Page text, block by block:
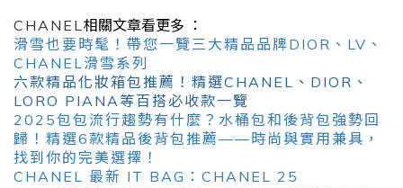
CHANEL相關文章看更多 ：
滑雪也要時髦！帶您一覽三大精品品牌DIOR、LV、
CHANEL滑雪系列
六款精品化妝箱包推薦！精選CHANEL、DIOR、
LORO PIANA等百搭必收款一覽
2025包包流行趨勢有什麼？水桶包和後背包強勢回
歸！精選6款精品後背包推薦——時尚與實用兼具，
找到你的完美選擇！
CHANEL 最新 IT BAG：CHANEL 25